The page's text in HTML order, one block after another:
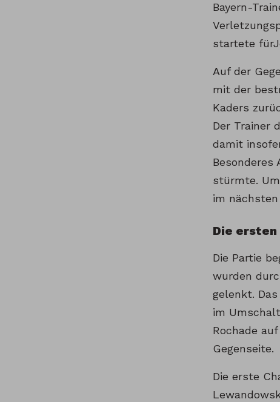
Bayern-
startete
Auf der
mit der
Kaders
Der Trainer
damit
Besonderes
stürmte.
im
Die
Die Partie
wurden
gelenkt.
im
Rochade
Gegenseite.
Die erste